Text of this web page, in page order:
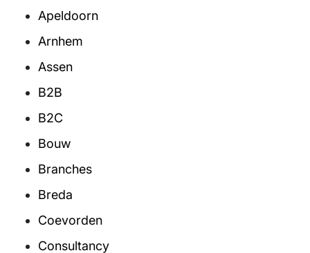
Apeldoorn
Arnhem
Assen
B2B
B2C
Bouw
Branches
Breda
Coevorden
Consultancy